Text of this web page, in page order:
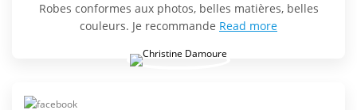
Robes conformes aux photos, belles matières, belles
couleurs. Je recommande Read more